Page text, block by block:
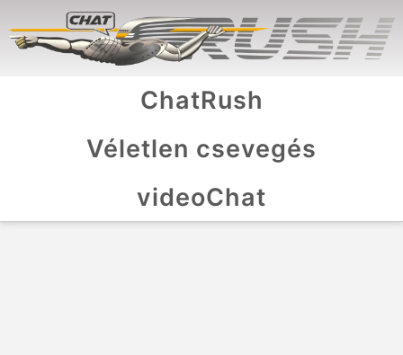
ChatRush
Véletlen csevegés
videoChat